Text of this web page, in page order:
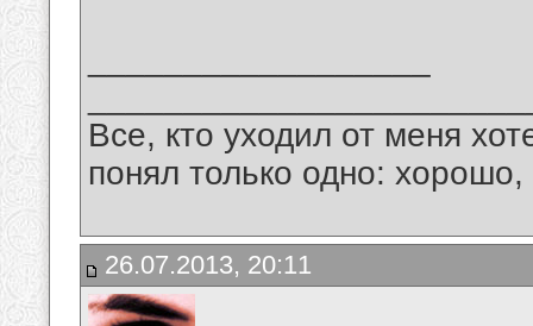
Все, кто уходил от меня
понял только одно:
26.07.2013, 20:11